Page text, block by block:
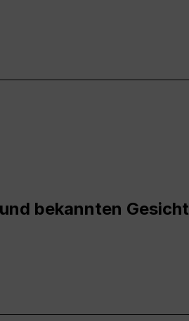
bekannten